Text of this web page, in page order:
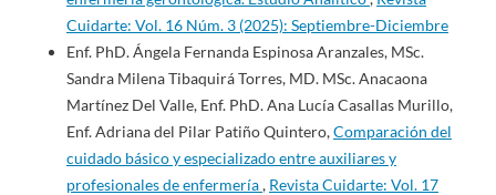
Cuidarte: Vol. 16 Núm. 3 (2025): Septiembre-Diciembre
Enf. PhD. Ángela Fernanda Espinosa Aranzales, MSc.
Sandra Milena Tibaquirá Torres, MD. MSc. Anacaona
Martínez Del Valle, Enf. PhD. Ana Lucía Casallas Murillo,
Enf. Adriana del Pilar Patiño Quintero,Comparación del
cuidado básico y especializado entre auxiliares y
profesionales de enfermería, Revista Cuidarte: Vol. 17